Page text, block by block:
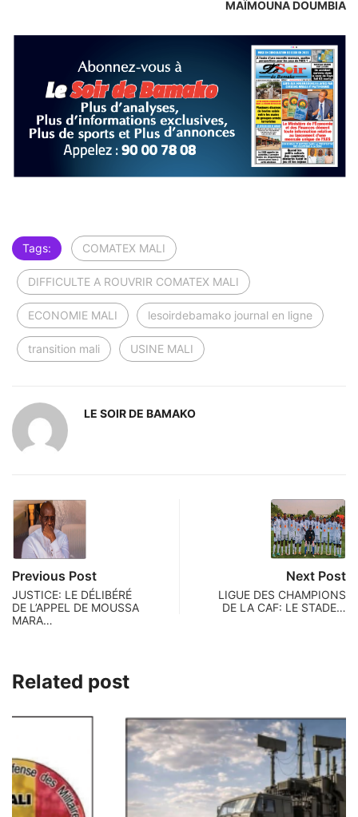
MAÏMOUNA DOUMBIA
Tags: COMATEX MALI
DIFFICULTE A ROUVRIR COMATEX MALI
ECONOMIE MALI lesoirdebamako journal en ligne
transition mali USINE MALI
LE SOIR DE BAMAKO
Previous Post
JUSTICE: LE DÉLIBÉRÉ
DE L’APPEL DE MOUSSA
MARA…
Next Post
LIGUE DES CHAMPIONS
DE LA CAF: LE STADE…
Related post